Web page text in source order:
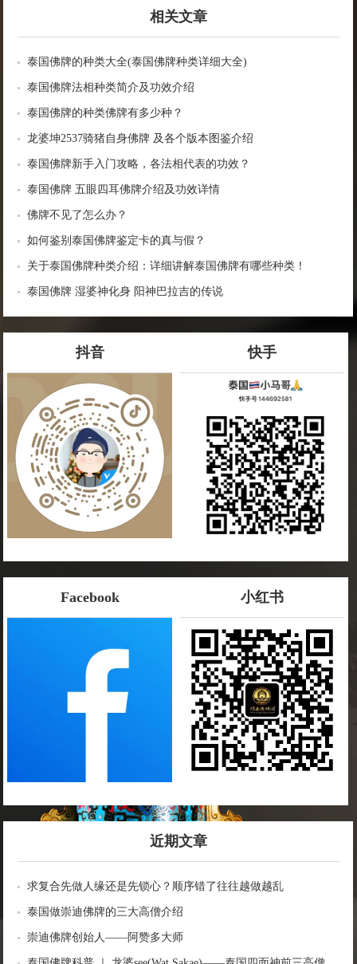
相关文章
泰国佛牌的种类大全(泰国佛牌种类详细大全)
泰国佛牌法相种类简介及功效介绍
泰国佛牌的种类佛牌有多少种？
龙婆坤2537骑猪自身佛牌 及各个版本图鉴介绍
泰国佛牌新手入门攻略，各法相代表的功效？
泰国佛牌 五眼四耳佛牌介绍及功效详情
佛牌不见了怎么办？
如何鉴别泰国佛牌鉴定卡的真与假？
关于泰国佛牌种类介绍：详细讲解泰国佛牌有哪些种类！
泰国佛牌 湿婆神化身 阳神巴拉吉的传说
抖音 快手
Facebook 小红书
近期文章
求复合先做人缘还是先锁心？顺序错了往往越做越乱
泰国做崇迪佛牌的三大高僧介绍
崇迪佛牌创始人——阿赞多大师